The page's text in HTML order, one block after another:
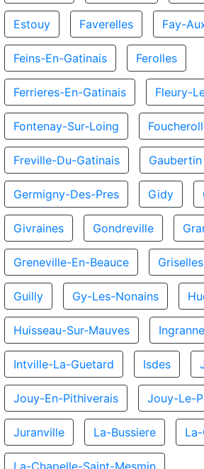
Estouy Faverelles Fay-
Feins-En-Gatinais Ferolles
Ferrieres-En-Gatinais Fleury-
Fontenay-Sur-Loing
Freville-Du-Gatinais Gaubertin
Germigny-Des-Pres Gidy
Givraines Gondreville
Greneville-En-Beauce Griselles
Guilly Gy-Les-Nonains
Huisseau-Sur-Mauves
Intville-La-Guetard Isdes
Jouy-En-Pithiverais Jouy-Le-
Juranville La-Bussiere
La-Chapelle-Saint-Mesmin